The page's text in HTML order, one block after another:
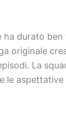
ha durato ben
originale
La
le aspettative